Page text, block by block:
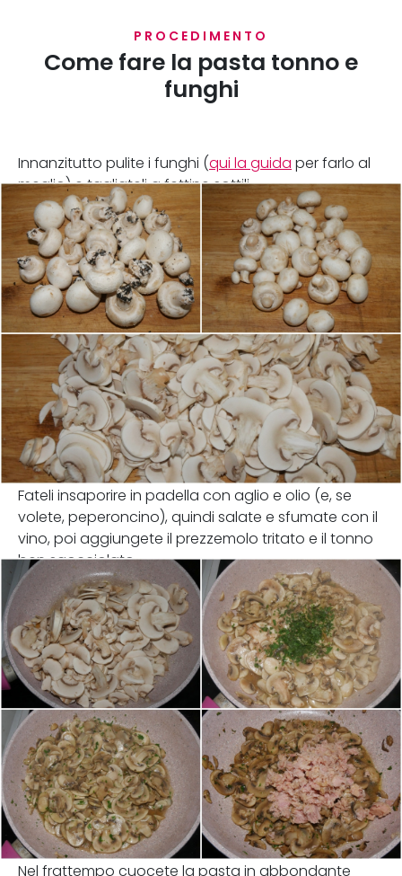
PROCEDIMENTO
Come fare la pasta tonno e
funghi
Innanzitutto pulite i funghi (qui la guida per farlo al
meglio) e tagliateli a fettine sottili.
Fateli insaporire in padella con aglio e olio (e, se
volete, peperoncino), quindi salate e sfumate con il
vino, poi aggiungete il prezzemolo tritato e il tonno
ben sgocciolato.
Nel frattempo cuocete la pasta in abbondante